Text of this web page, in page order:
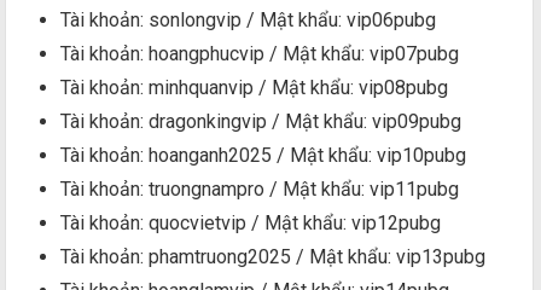
Tài khoản: sonlongvip / Mật khẩu: vip06pubg
Tài khoản: hoangphucvip / Mật khẩu: vip07pubg
Tài khoản: minhquanvip / Mật khẩu: vip08pubg
Tài khoản: dragonkingvip / Mật khẩu: vip09pubg
Tài khoản: hoanganh2025 / Mật khẩu: vip10pubg
Tài khoản: truongnampro / Mật khẩu: vip11pubg
Tài khoản: quocvietvip / Mật khẩu: vip12pubg
Tài khoản: phamtruong2025 / Mật khẩu: vip13pubg